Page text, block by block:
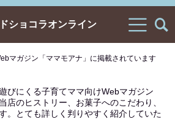
ショコラオンライン
マガジン「ママモアナ」に掲載されています
びにくる子育てママ向けWebマガジン
店のヒストリー、お菓子へのこだわり、
。とても詳しく判りやすく紹介していた